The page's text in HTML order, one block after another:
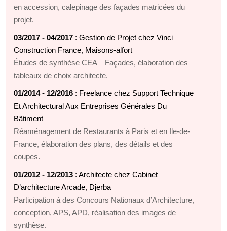
en accession, calepinage des façades matricées du
projet.
03/2017 - 04/2017 : Gestion de Projet chez Vinci
Construction France, Maisons-alfort
Études de synthèse CEA – Façades, élaboration des
tableaux de choix architecte.
01/2014 - 12/2016 : Freelance chez Support Technique
Et Architectural Aux Entreprises Générales Du
Bâtiment
Réaménagement de Restaurants à Paris et en Ile-de-
France, élaboration des plans, des détails et des
coupes.
01/2012 - 12/2013 : Architecte chez Cabinet
D’architecture Arcade, Djerba
Participation à des Concours Nationaux d’Architecture,
conception, APS, APD, réalisation des images de
synthèse.